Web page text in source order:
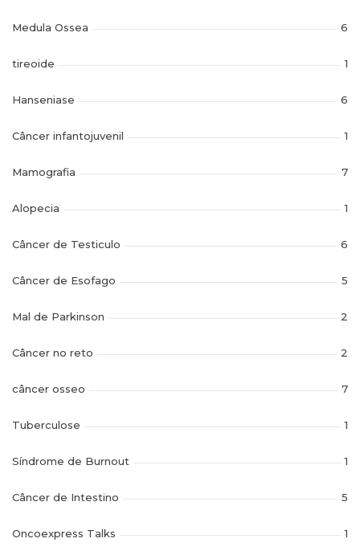
Medula Ossea 6
tireoide 1
Hanseniase 6
Câncer infantojuvenil 1
Mamografia 7
Alopecia 1
Câncer de Testiculo 6
Câncer de Esofago 5
Mal de Parkinson 2
Câncer no reto 2
câncer osseo 7
Tuberculose 1
Síndrome de Burnout 1
Câncer de Intestino 5
Oncoexpress Talks 1